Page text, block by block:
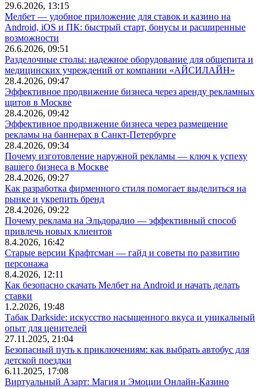
29.6.2026, 13:15
Мелбет — удобное приложение для ставок и казино на
Android, iOS и ПК: быстрый старт, бонусы и расширенные
возможности
26.6.2026, 09:51
Разделочные столы: надежное оборудование для общепита и
медицинских учреждений от компании «АЙСИЛАЙН»
28.4.2026, 09:47
Эффективное продвижение бизнеса через аренду рекламных
щитов в Москве
28.4.2026, 09:42
Эффективное продвижение бизнеса через размещение
рекламы на баннерах в Санкт-Петербурге
28.4.2026, 09:34
Почему изготовление наружной рекламы — ключ к успеху
вашего бизнеса в Москве
28.4.2026, 09:27
Как разработка фирменного стиля помогает выделиться на
рынке и укрепить бренд
28.4.2026, 09:22
Почему реклама на Эльдорадио — эффективный способ
привлечь новых клиентов
8.4.2026, 16:42
Старые версии Крафтсман — гайд и советы по развитию
персонажа
8.4.2026, 12:11
Как безопасно скачать Мелбет на Android и начать делать
ставки
1.2.2026, 19:48
Табак Darkside: искусство насыщенного вкуса и уникальный
опыт для ценителей
27.11.2025, 21:04
Безопасный путь к приключениям: как выбрать автобус для
детской поездки
6.11.2025, 17:08
Виртуальный Азарт: Магия и Эмоции Онлайн-Казино